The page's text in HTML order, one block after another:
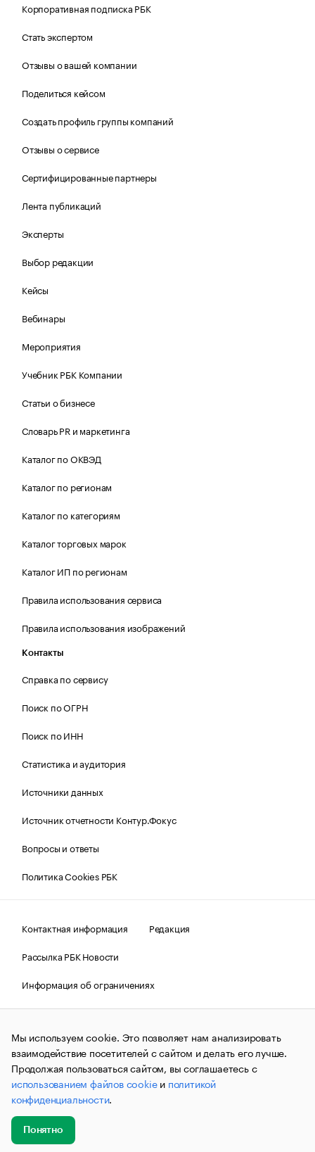
Корпоративная подписка РБК
Стать экспертом
Отзывы о вашей компании
Поделиться кейсом
Создать профиль группы компаний
Отзывы о сервисе
Сертифицированные партнеры
Лента публикаций
Эксперты
Выбор редакции
Кейсы
Вебинары
Мероприятия
Учебник РБК Компании
Статьи о бизнесе
Словарь PR и маркетинга
Каталог по ОКВЭД
Каталог по регионам
Каталог по категориям
Каталог торговых марок
Каталог ИП по регионам
Правила использования сервиса
Правила использования изображений
Контакты
Справка по сервису
Поиск по ОГРН
Поиск по ИНН
Статистика и аудитория
Источники данных
Источник отчетности Контур.Фокус
Вопросы и ответы
Политика Cookies РБК
Контактная информация
Редакция
Рассылка РБК Новости
Информация об ограничениях
Правовая информация
О соблюдении авторских прав
© АО «РОСБИЗНЕСКОНСАЛТИНГ»,1995–2026.Сообщения
и материалы информационного агентства «РБК»
(зарегистрировано Федеральной службой по надзору в сфере
связи, информационных технологий и массовых
коммуникаций (Роскомнадзор) 09.12.2015 за номером ИА
№ФС77-63848) сопровождаются пометкой «РБК». Отдельные
публикации могут содержать информацию,
не предназначенную для пользователей
до 18 лет.
Мы используем cookie. Это позволяет нам анализировать
взаимодействие посетителей с сайтом и делать его лучше.
Продолжая пользоваться сайтом, вы соглашаетесь с
использованием файлов cookieи политикой
конфиденциальности.
Понятно